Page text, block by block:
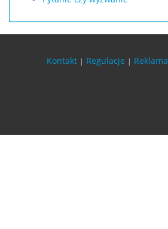
Kontakt | Regulacje | Reklama